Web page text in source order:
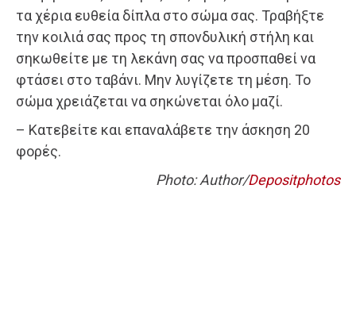
τα χέρια ευθεία δίπλα στο σώμα σας. Τραβήξτε
την κοιλιά σας προς τη σπονδυλική στήλη και
σηκωθείτε με τη λεκάνη σας να προσπαθεί να
φτάσει στο ταβάνι. Μην λυγίζετε τη μέση. Το
σώμα χρειάζεται να σηκώνεται όλο μαζί.
– Κατεβείτε και επαναλάβετε την άσκηση 20
φορές.
Photo: Author/Depositphotos